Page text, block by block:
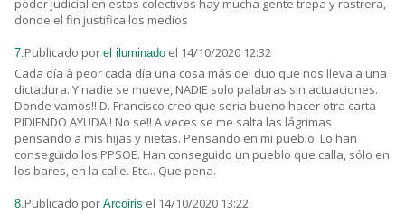
poder judicial en estos colectivos hay mucha gente trepa y rastrera,
donde el fin justifica los medios
7. Publicado por el iluminado el 14/10/2020 12:32
Cada día à peor cada día una cosa más del duo que nos lleva a una
dictadura. Y nadie se mueve, NADIE solo palabras sin actuaciones.
Donde vamos!! D. Francisco creo que seria bueno hacer otra carta
PIDIENDO AYUDA!! No se!! A veces se me salta las lágrimas
pensando a mis hijas y nietas. Pensando en mi pueblo. Lo han
conseguido los PPSOE. Han conseguido un pueblo que calla, sólo en
los bares, en la calle. Etc... Que pena.
8. Publicado por Arcoiris el 14/10/2020 13:22